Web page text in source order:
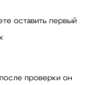
оставить первый
проверки он